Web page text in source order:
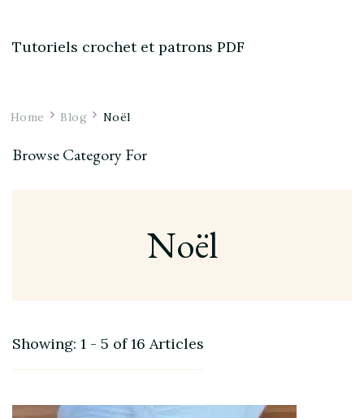
Tutoriels crochet et patrons PDF
Home Blog Noël
Browse Category For
Noël
Showing: 1 - 5 of 16 Articles